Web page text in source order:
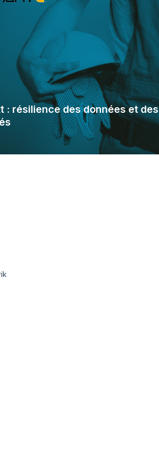
: résilience des données et des